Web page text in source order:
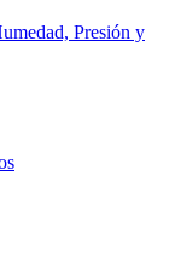
Presión y